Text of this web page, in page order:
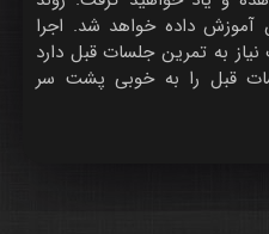
آموزش داده خواهد شد. اجرا
به تمرین جلسات قبل دارد
قبل را به خوبی پشت سر